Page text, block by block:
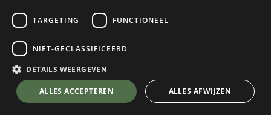
Patagonia
Essential Boxer Briefs 3" Heren
Home/Dolomite Blue
Kies een maat💬 Stel je vraag over dit product via WhatsApp
TARGETING FUNCTIONEEL
NIET-GECLASSIFICEERD
DETAILS WEERGEVEN
ALLES ACCEPTEREN ALLES AFWIJZEN